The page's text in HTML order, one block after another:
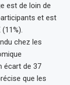
est de loin de
et est
chez les
écart de 37
que les